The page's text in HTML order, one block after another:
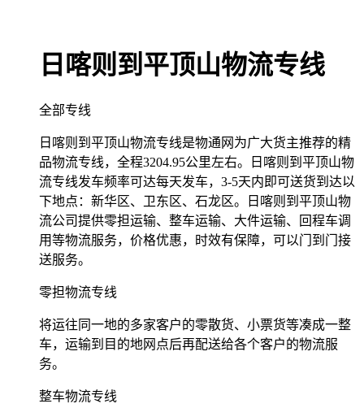
日喀则到平顶山物流专线
全部专线
日喀则到平顶山物流专线是物通网为广大货主推荐的精
品物流专线，全程3204.95公里左右。日喀则到平顶山物
流专线发车频率可达每天发车，3-5天内即可送货到达以
下地点：新华区、卫东区、石龙区。日喀则到平顶山物
流公司提供零担运输、整车运输、大件运输、回程车调
用等物流服务，价格优惠，时效有保障，可以门到门接
送服务。
零担物流专线
将运往同一地的多家客户的零散货、小票货等凑成一整
车，运输到目的地网点后再配送给各个客户的物流服
务。
整车物流专线